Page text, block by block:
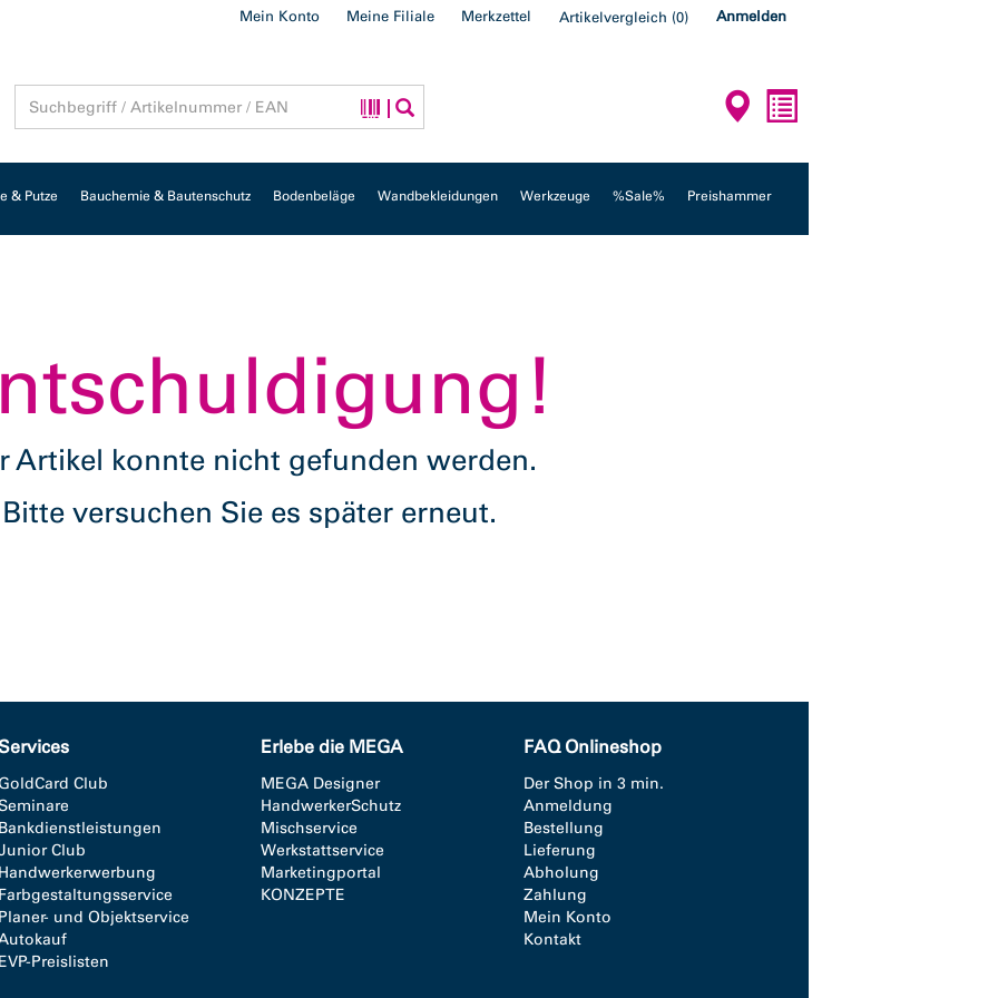
Mein Konto Meine Filiale Merkzettel Artikelvergleich (0) Anmelden
& Putze Bauchemie & Bautenschutz Bodenbeläge Wandbekleidungen Werkzeuge %Sale% Preishammer
Artikel konnte nicht gefunden werden.
Bitte versuchen Sie es später erneut.
Club
Club
und Objektservice
Preislisten
Erlebe die MEGA
MEGA Designer
HandwerkerSchutz
Mischservice
Werkstattservice
Marketingportal
KONZEPTE
FAQ Onlineshop
Der Shop in 3 min.
Anmeldung
Bestellung
Lieferung
Abholung
Zahlung
Mein Konto
Kontakt